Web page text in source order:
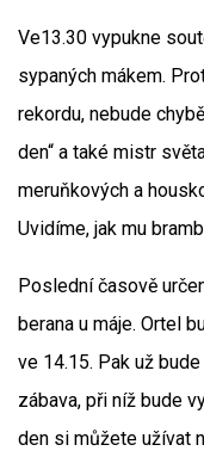
Ve13.30 vypukne
sypaných mákem.
rekordu, nebude
den“ a také mistr
meruňkových a
Uvidíme, jak mu
Poslední časově
berana u máje. Ortel
ve 14.15. Pak už
zábava, při níž bude
den si můžete užívat